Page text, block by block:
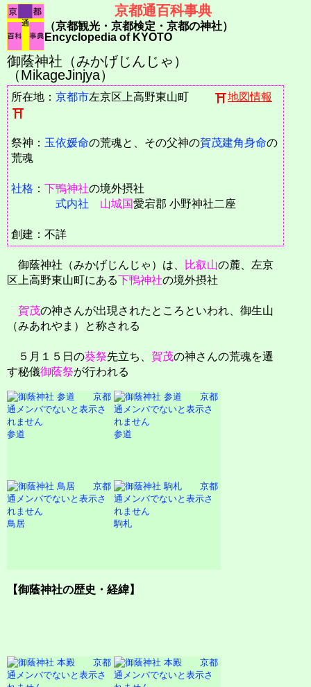
京都通百科事典
（京都観光・京都検定・京都の神社）
Encyclopedia of KYOTO
御蔭神社（みかげじんじゃ）
（MikageJinjya）
所在地： 京都市左京区上高野東山町 地図情報
祭神： 玉依媛命の荒魂と、その父神の賀茂建角身命の
荒魂
社格 ： 下鴨神社の境外摂社
式内社
山城国愛宕郡 小野神社二座
創建：不詳
御蔭神社（みかげじんじゃ）は、 比叡山の麓、左京
区上高野東山町にある下鴨神社の境外摂社
賀茂の神さんが出現されたところといわれ、御生山
（みあれやま）と称される
５月１５日の葵祭先立ち、 賀茂の神さんの荒魂を遷
す秘儀御蔭祭が行われる
参道 参道
鳥居 駒札
【御蔭神社の歴史・経緯】